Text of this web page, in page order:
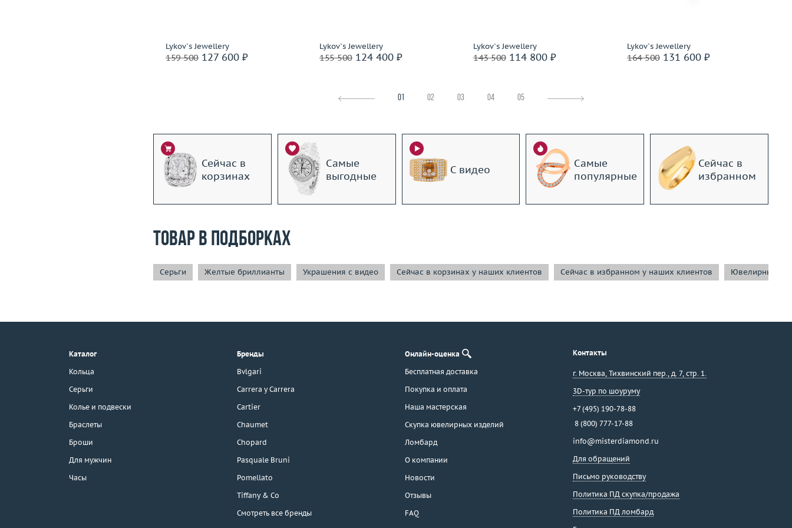
г. Москва, Тихвинский пер., д. 7,
3D-тур по шоуруму
Lykov`s Jewellery
159 500127 600 ₽
Lykov`s Jewellery
155 500124 400 ₽
Lykov`s Jewellery
143 500114 800 ₽
Lykov`s Jewellery
164 500131 600 ₽
01 02 03 04 05
Сейчас в
корзинах
Самые
выгодные
С видео
Самые
популярные
Сейчас в
избранном
Товар в подборках
Серьги Желтые бриллианты Украшения с видео Сейчас в корзинах у наших клиентов Сейчас в избранном у наших клиентов Ювелирные
Каталог
Кольца
Серьги
Колье и подвески
Браслеты
Броши
Для мужчин
Часы
Бренды
Bvlgari
Carrera y Carrera
Cartier
Chaumet
Chopard
Pasquale Bruni
Pomellato
Tiffany & Co
Смотреть все бренды
Онлайн-оценка
Бесплатная доставка
Покупка и оплата
Наша мастерская
Скупка ювелирных изделий
Ломбард
О компании
Новости
Отзывы
FAQ
Контакты
г. Москва, Тихвинский пер., д. 7, стр. 1.
3D-тур по шоуруму
+7 (495) 190-78-88
8 (800) 777-17-88
info@misterdiamond.ru
Для обращений
Письмо руководству
Политика ПД скупка/продажа
Политика ПД ломбард